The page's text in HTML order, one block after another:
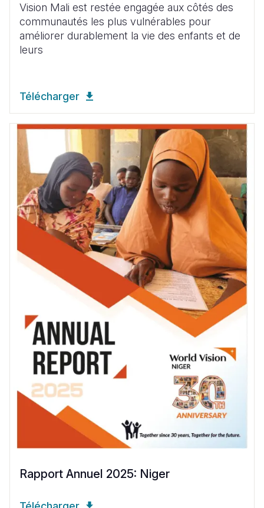
Vision Mali est restée engagée aux côtés des
communautés les plus vulnérables pour
améliorer durablement la vie des enfants et de
leurs
Télécharger
Rapport Annuel 2025: Niger